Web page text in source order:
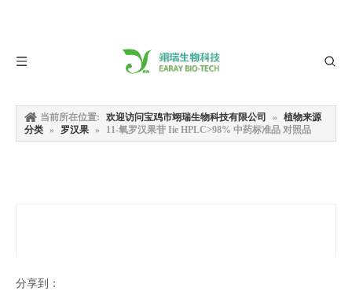
当前所在位置: 欢迎访问宝鸡市翊瑞生物科技有限公司 »
植物来源
分类 » 罗汉果 » 11-氧罗汉果苷 Iie HPLC>98% 中药标准品 对照品
分享到：